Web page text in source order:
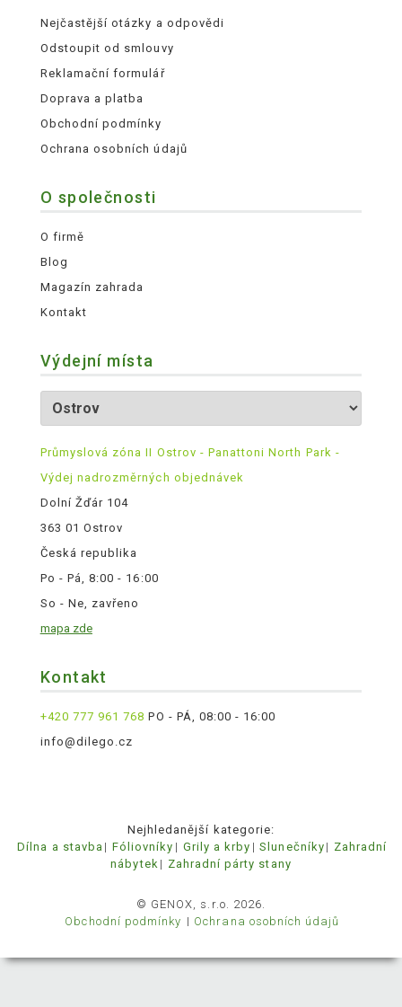
Nejčastější otázky a odpovědi
Odstoupit od smlouvy
Reklamační formulář
Doprava a platba
Obchodní podmínky
Ochrana osobních údajů
O společnosti
O firmě
Blog
Magazín zahrada
Kontakt
Výdejní místa
Průmyslová zóna II Ostrov - Panattoni North Park -
Výdej nadrozměrných objednávek
Dolní Žďár 104
363 01 Ostrov
Česká republika
Po - Pá, 8:00 - 16:00
So - Ne, zavřeno
mapa zde
Kontakt
+420 777 961 768 PO - PÁ, 08:00 - 16:00
info@dilego.cz
Nejhledanější kategorie:
Dílna a stavba
Fóliovníky Grily a krby Slunečníky
Zahradní
nábytek
Zahradní párty stany
© GENOX, s.r.o. 2026.
Obchodní podmínky
Ochrana osobních údajů